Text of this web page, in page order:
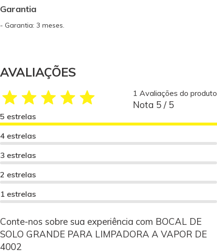
Garantia
- Garantia: 3 meses.
AVALIAÇÕES
1 Avaliações do produto
Nota 5 / 5
5 estrelas
4 estrelas
3 estrelas
2 estrelas
1 estrelas
Conte-nos sobre sua experiência com BOCAL DE
SOLO GRANDE PARA LIMPADORA A VAPOR DE
4002